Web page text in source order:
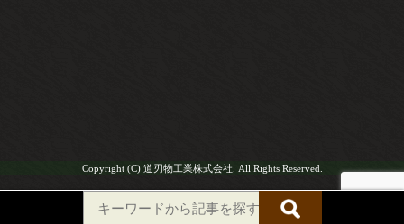
Copyright (C) 道刃物工業株式会社. All Rights Reserved.